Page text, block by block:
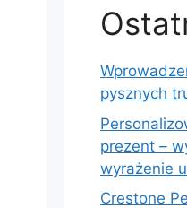
pysznych
prezent –
wyrażenie
Crestone